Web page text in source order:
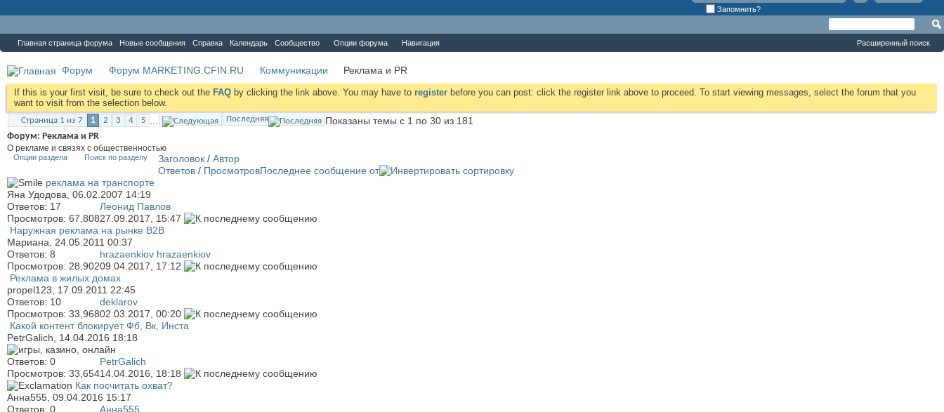
Запомнить?
Главная страница форума Новые сообщения Справка Календарь Сообщество Опции форума Навигация Расширенный поиск
Форум Форум MARKETING.CFIN.RU Коммуникации Реклама и PR
If this is your first visit, be sure to check out the FAQ by clicking the link above. You may have to register before you can post: click the register link above to proceed. To start viewing messages, select the forum that you
want to visit from the selection below.
Страница 1 из 7 1 2 3 4 5 Последняя Показаны темы с 1 по 30 из 181
Форум: Реклама и PR
О рекламе и связях с общественностью
Опции раздела Поиск по разделу Заголовок / Автор
Ответов / ПросмотровПоследнее сообщение от
реклама на транспорте
Яна Удодова , 06.02.2007 14:19
Ответов: 17
Просмотров: 67,808
Леонид Павлов
27.09.2017, 15:47
Наружная реклама на рынке В2В
Мариана , 24.05.2011 00:37
Ответов: 8
Просмотров: 28,902
hrazaenkiov hrazaenkiov
09.04.2017, 17:12
Реклама в жилых домах
propel123 , 17.09.2011 22:45
Ответов: 10
Просмотров: 33,968
deklarov
02.03.2017, 00:20
Какой контент блокирует Фб, Вк, Инста
PetrGalich , 14.04.2016 18:18
Ответов: 0
Просмотров: 33,654
PetrGalich
14.04.2016, 18:18
Как посчитать охват?
Анна555 , 09.04.2016 15:17
Ответов: 0
Анна555